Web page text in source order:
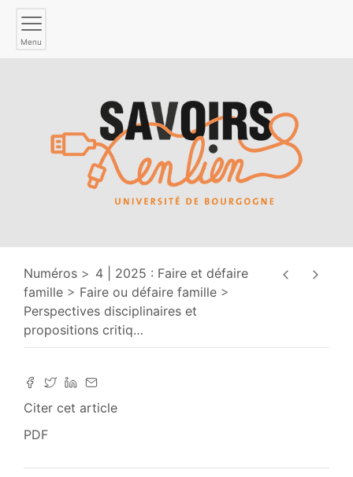
Menu
Numéros
4 | 2025 : Faire et défaire
famille
Faire ou défaire famille
Perspectives disciplinaires et
propositions critiq…
Citer cet article
PDF